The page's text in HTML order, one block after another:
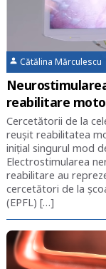
Cătălina
reabilitare
Cercetătorii de la
reușit reabilitatea
inițial singurul mod
Electrostimularea
reabilitare au
cercetători de la
(EPFL) […]